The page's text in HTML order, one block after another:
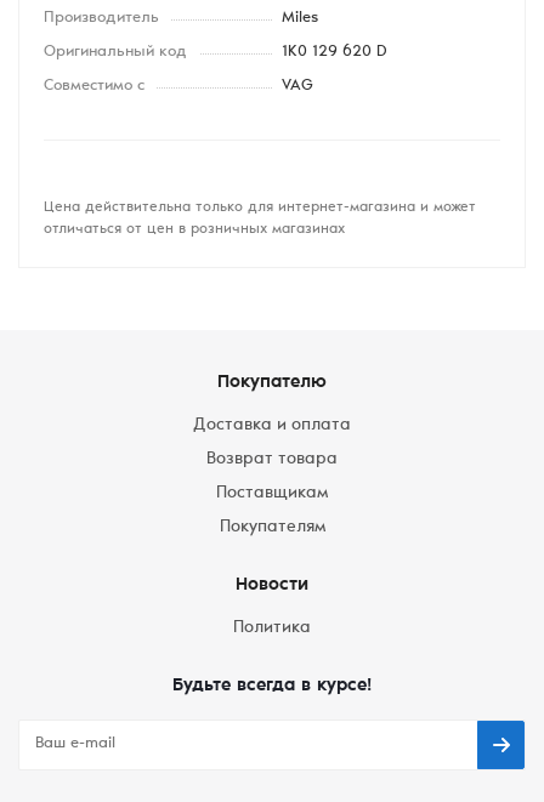
Производитель Miles
Оригинальный код 1K0 129 620 D
Совместимо с VAG
Цена действительна только для интернет-магазина и может
отличаться от цен в розничных магазинах
Покупателю
Доставка и оплата
Возврат товара
Поставщикам
Покупателям
Новости
Политика
Будьте всегда в курсе!